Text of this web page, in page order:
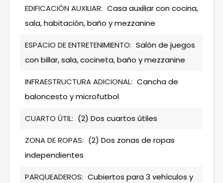
EDIFICACIÓN AUXILIAR: Casa auxiliar con cocina,
sala, habitación, baño y mezzanine
ESPACIO DE ENTRETENIMIENTO: Salón de juegos
con billar, sala, cocineta, baño y mezzanine
INFRAESTRUCTURA ADICIONAL: Cancha de
baloncesto y microfutbol
CUARTO ÚTIL: (2) Dos cuartos útiles
ZONA DE ROPAS: (2) Dos zonas de ropas
independientes
PARQUEADEROS: Cubiertos para 3 vehículos y